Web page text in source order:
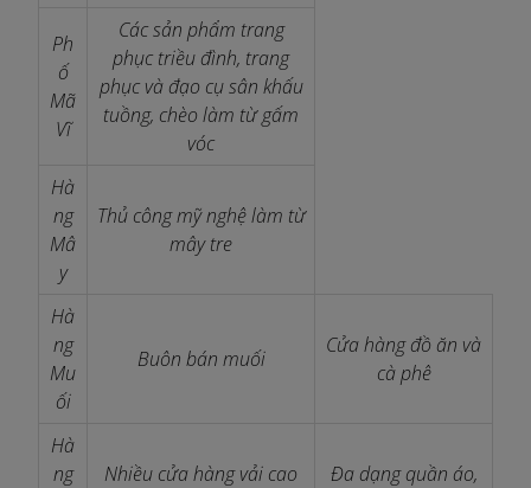
Ph
ố
Mã
Vĩ
Các sản phẩm trang
phục triều đình, trang
phục và đạo cụ sân khấu
tuồng, chèo làm từ gấm
vóc
Hà
ng
Mâ
y
Thủ công mỹ nghệ làm từ
mây tre
Hà
ng
Mu
ối
Buôn bán muối
Cửa hàng đồ ăn và
cà phê
Hà
ng
Nhiều cửa hàng vải cao
Đa dạng quần áo,